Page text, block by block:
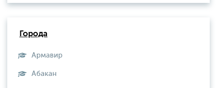
Города
Армавир
Абакан